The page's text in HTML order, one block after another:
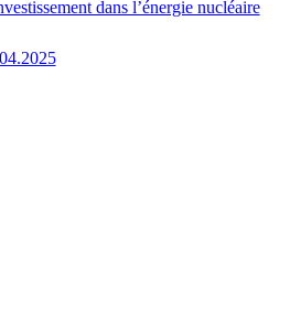
dans l’énergie nucléaire